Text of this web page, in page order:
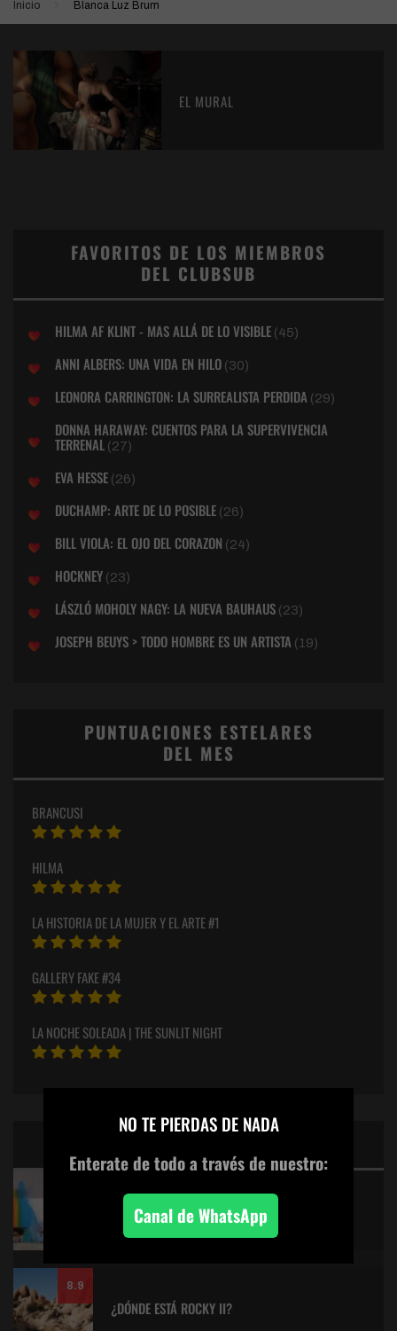
Inicio Blanca Luz Brum
EL MURAL
FAVORITOS DE LOS MIEMBROS
DEL CLUBSUB
HILMA AF KLINT - MAS ALLÁ DE LO VISIBLE (45)
ANNI ALBERS: UNA VIDA EN HILO (30)
LEONORA CARRINGTON: LA SURREALISTA PERDIDA (29)
DONNA HARAWAY: CUENTOS PARA LA SUPERVIVENCIA
TERRENAL (27)
EVA HESSE (26)
DUCHAMP: ARTE DE LO POSIBLE (26)
BILL VIOLA: EL OJO DEL CORAZON (24)
HOCKNEY (23)
LÁSZLÓ MOHOLY NAGY: LA NUEVA BAUHAUS (23)
JOSEPH BEUYS > TODO HOMBRE ES UN ARTISTA (19)
PUNTUACIONES ESTELARES
DEL MES
BRANCUSI
HILMA
LA HISTORIA DE LA MUJER Y EL ARTE #1
GALLERY FAKE #34
LA NOCHE SOLEADA | THE SUNLIT NIGHT
KITANO > AQUILES Y LA TORTUGA
8.9
¿DÓNDE ESTÁ ROCKY II?
NO TE PIERDAS DE NADA
Enterate de todoa través de nuestro:
Canal de WhatsApp